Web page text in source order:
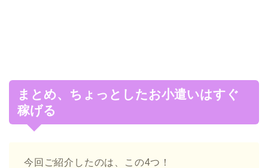
まとめ、ちょっとしたお小遣いはすぐ
稼げる
今回ご紹介したのは、この4つ！